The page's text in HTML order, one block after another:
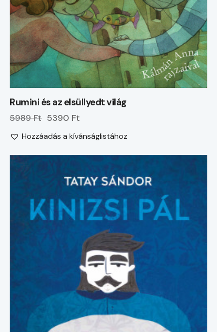
Rumini és az elsüllyedt világ
5989 Ft 5390 Ft
Hozzáadás a kívánságlistához